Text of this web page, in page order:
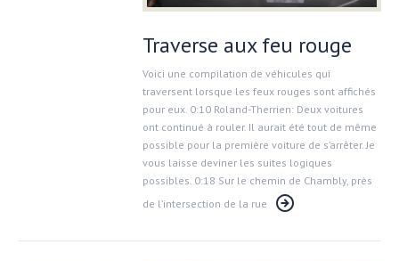
Traverse aux feu rouge
Voici une compilation de véhicules qui
traversent lorsque les feux rouges sont affichés
pour eux. 0:10 Roland-Therrien: Deux voitures
ont continué à rouler. Il aurait été tout de même
possible pour la première voiture de s’arrêter. Je
vous laisse deviner les suites logiques
possibles. 0:18 Sur le chemin de Chambly, près
de l’intersection de la rue